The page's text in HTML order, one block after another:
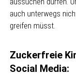
auch unterwegs
greifen müsst.
Zuckerfreie
Social Media: